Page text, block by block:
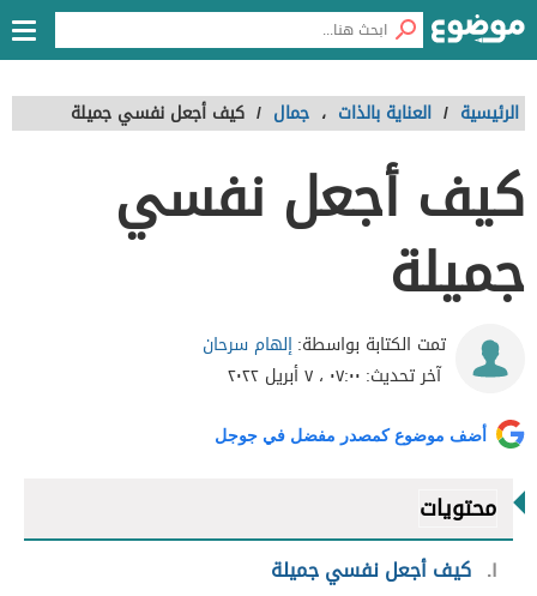
الرئيسية / العناية بالذات ، جمال / كيف أجعل نفسي جميلة
كيف أجعل نفسي
جميلة
تمت الكتابة بواسطة:إلهام سرحان
آخر تحديث: ٠٧:٠٠ ، ٧ أبريل ٢٠٢٢
أضف موضوع كمصدر مفضل في جوجل
محتويات
١ كيف أجعل نفسي جميلة